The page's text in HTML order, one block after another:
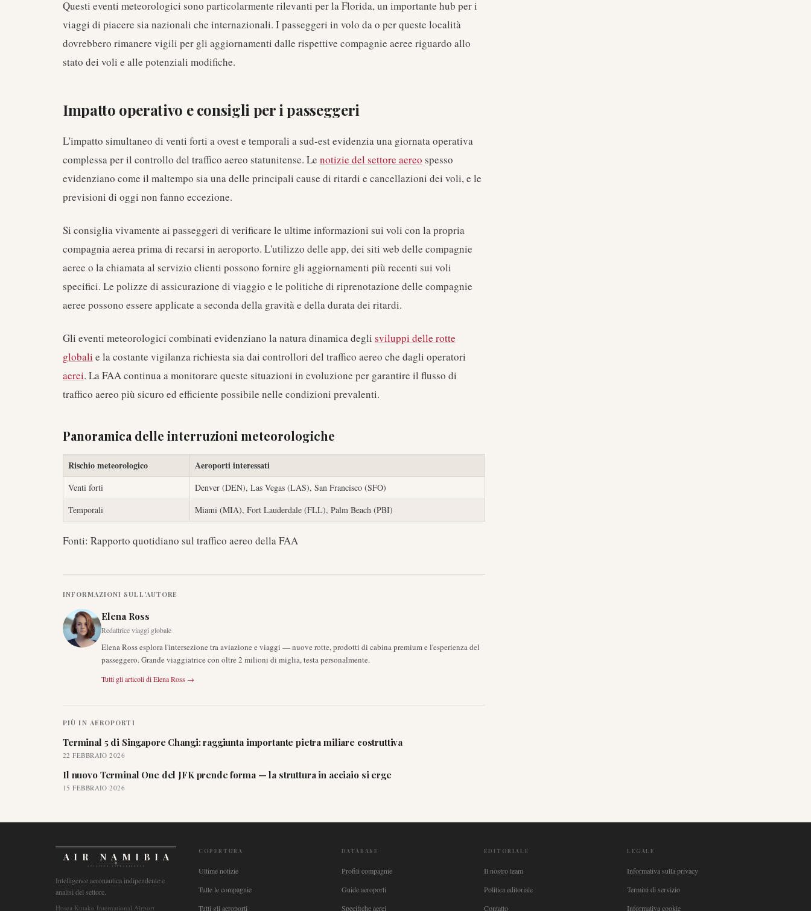
Questi eventi meteorologici sono particolarmente rilevanti per la Florida, un importante hub per i
viaggi di piacere sia nazionali che internazionali. I passeggeri in volo da o per queste località
dovrebbero rimanere vigili per gli aggiornamenti dalle rispettive compagnie aeree riguardo allo
stato dei voli e alle potenziali modifiche.
Impatto operativo e consigli per i passeggeri
L'impatto simultaneo di venti forti a ovest e temporali a sud-est evidenzia una giornata operativa
complessa per il controllo del traffico aereo statunitense. Le notizie del settore aereo spesso
evidenziano come il maltempo sia una delle principali cause di ritardi e cancellazioni dei voli, e le
previsioni di oggi non fanno eccezione.
Si consiglia vivamente ai passeggeri di verificare le ultime informazioni sui voli con la propria
compagnia aerea prima di recarsi in aeroporto. L'utilizzo delle app, dei siti web delle compagnie
aeree o la chiamata al servizio clienti possono fornire gli aggiornamenti più recenti sui voli
specifici. Le polizze di assicurazione di viaggio e le politiche di riprenotazione delle compagnie
aeree possono essere applicate a seconda della gravità e della durata dei ritardi.
Gli eventi meteorologici combinati evidenziano la natura dinamica degli sviluppi delle rotte
globali e la costante vigilanza richiesta sia dai controllori del traffico aereo che dagli operatori
aerei. La FAA continua a monitorare queste situazioni in evoluzione per garantire il flusso di
traffico aereo più sicuro ed efficiente possibile nelle condizioni prevalenti.
Panoramica delle interruzioni meteorologiche
Rischio meteorologico Aeroporti interessati
Venti forti
Denver (DEN), Las Vegas (LAS), San Francisco (SFO)
Temporali
Miami (MIA), Fort Lauderdale (FLL), Palm Beach (PBI)
Fonti: Rapporto quotidiano sul traffico aereo della FAA
INFORMAZIONI SULL'AUTORE
Elena Ross
Redattrice viaggi globale
Elena Ross esplora l'intersezione tra aviazione e viaggi — nuove rotte, prodotti di cabina premium e l'esperienza del
passeggero. Grande viaggiatrice con oltre 2 milioni di miglia, testa personalmente.
Tutti gli articoli diElena Ross →
PIÙ IN AEROPORTI
Terminal 5 di Singapore Changi: raggiunta importante pietra miliare costruttiva
22 FEBBRAIO 2026
Il nuovo Terminal One del JFK prende forma — la struttura in acciaio si erge
15 FEBBRAIO 2026
AIR NAMIBIA
AVIATION INTELLIGENCE
Intelligence aeronautica indipendente e
analisi del settore.
Hosea Kutako International Airport
COPERTURA
Ultime notizie
Tutte le compagnie
Tutti gli aeroporti
DATABASE
Profili compagnie
Guide aeroporti
Specifiche aerei
EDITORIALE
Il nostro team
Politica editoriale
Contatto
LEGALE
Informativa sulla privacy
Termini di servizio
Informativa cookie